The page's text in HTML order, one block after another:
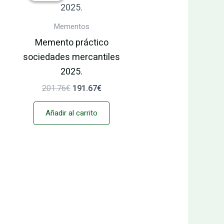
Mementos
Memento práctico
sociedades mercantiles
2025.
201.76€
era:
191.67€
Añadir al carrito